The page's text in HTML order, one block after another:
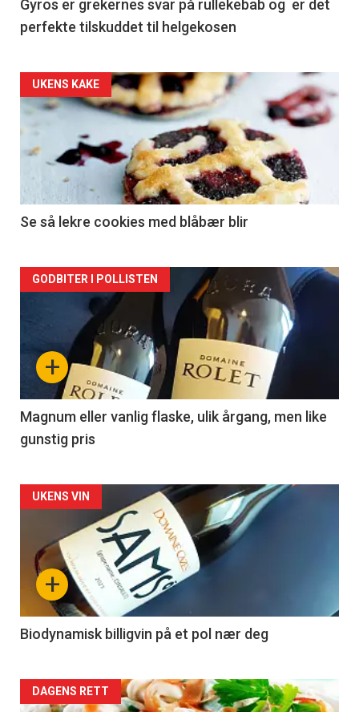
Gyros er grekernes svar på rullekebab og er det
perfekte tilskuddet til helgekosen
Forsiden
akkurat
nå
2
UKENS KAKE
Se så lekre cookies med blåbær blir
Forsiden
akkurat
nå
3
+
GODBITER I POLLISTEN
Magnum eller vanlig flaske, ulik årgang, men like
gunstig pris
Forsiden
akkurat
nå
4
+
UKENS VIN
Biodynamisk billigvin på et pol nær deg
Forsiden
DAGENS RETT